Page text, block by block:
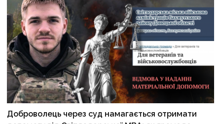
Доброволець через суд намагається отримати